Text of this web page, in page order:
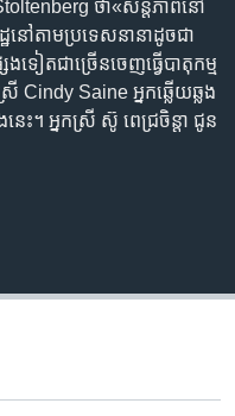
ថា«សន្តិភាព​នៅ​
នៅ​តាម​ប្រទេស​នានា​ដូច​ជា​
ៀត​ជាច្រើន​ចេញ​ធ្វើ​បាតុកម្ម​
រី Cindy Saine អ្នក​ឆ្លើយឆ្លង​
េះ។ អ្នកស្រី ស៊ូ ពេជ្រចិន្តា ជូន​